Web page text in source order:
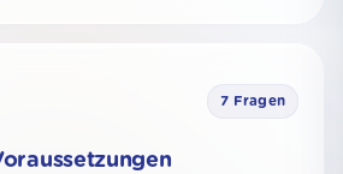
7 Fragen